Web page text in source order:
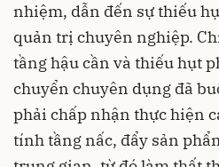
nhiệm, dẫn đến sự thiếu
quản trị chuyên nghiệp.
tầng hậu cần và thiếu hụt
chuyển chuyên dụng đã
phải chấp nhận thực hiện
tính tầng nấc, đẩy sản